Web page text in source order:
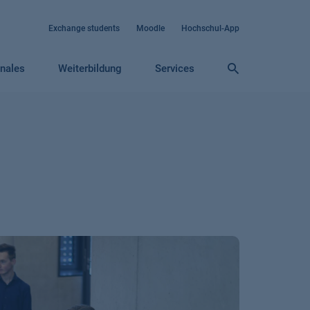
Exchange students Moodle Hochschul-App
Weiterbildung Services